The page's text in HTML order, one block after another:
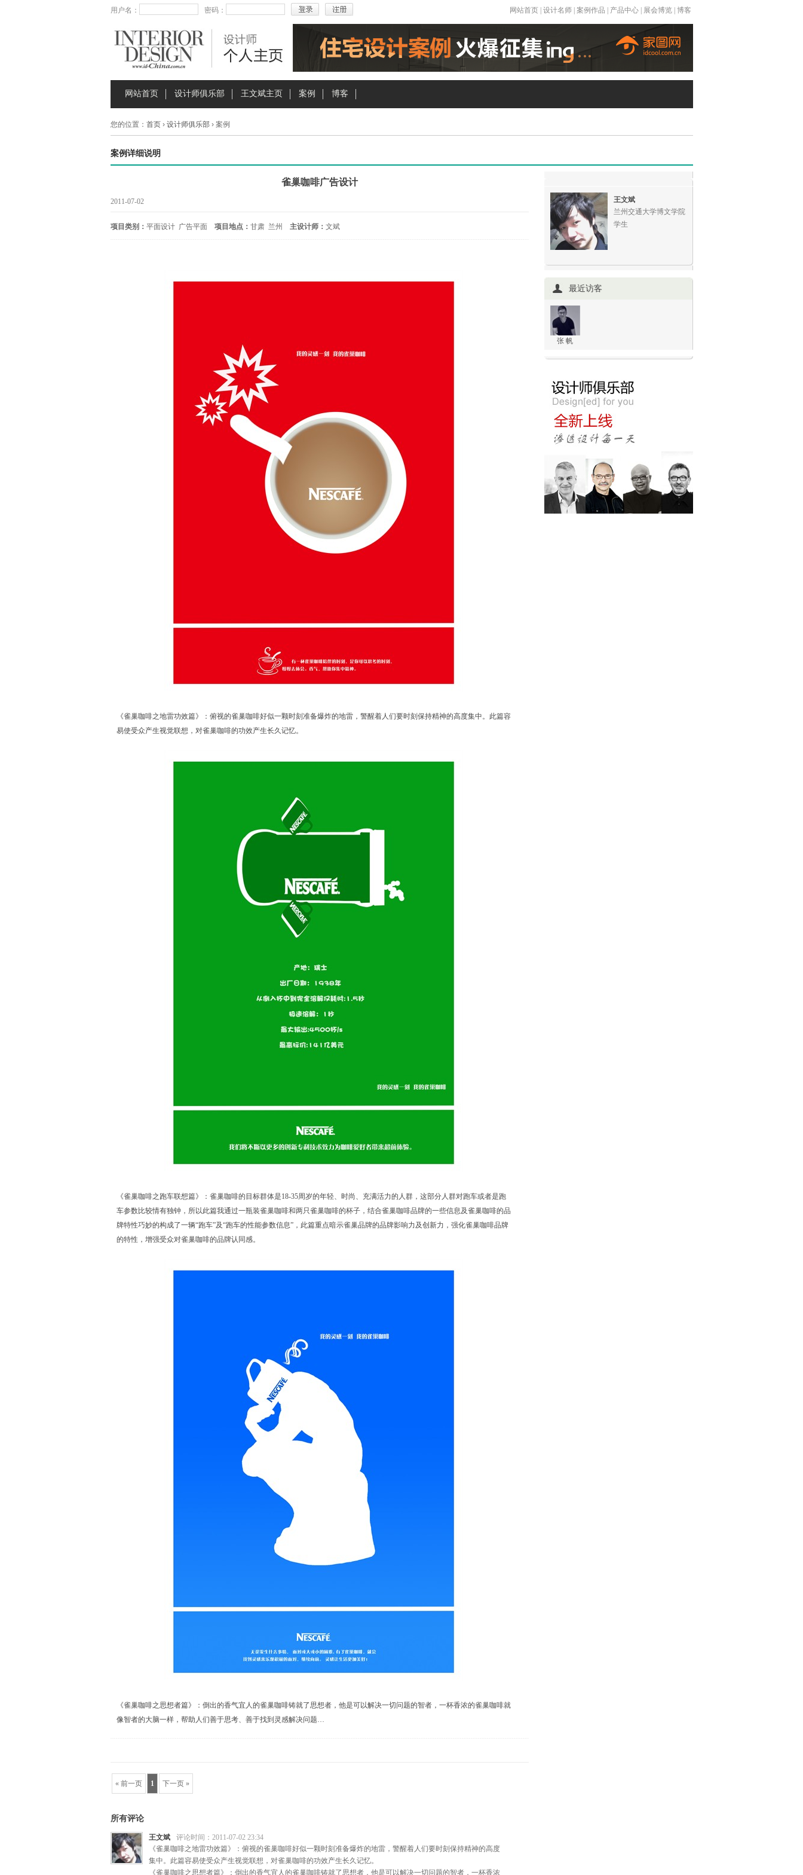
用户名： 密码： 网站首页| 设计名师| 案例作品 产品中心| 展会博览| 博客
网站首页 设计师俱乐部 王文斌主页 案例 博客
您的位置： 首页› 设计师俱乐部› 案例
案例详细说明
雀巢咖啡广告设计
2011-07-02
项目类别： 平面设计 广告平面 项目地点： 甘肃 兰州 主设计师： 文斌
《雀巢咖啡之地雷功效篇》：俯视的雀巢咖啡好似一颗时刻准备爆炸的地雷，警醒着人们要时刻保持精神的高度集中。此篇容
易使受众产生视觉联想，对雀巢咖啡的功效产生长久记忆。
《雀巢咖啡之跑车联想篇》：雀巢咖啡的目标群体是18-35周岁的年轻、时尚、充满活力的人群，这部分人群对跑车或者是跑
车参数比较情有独钟，所以此篇我通过一瓶装雀巢咖啡和两只雀巢咖啡的杯子，结合雀巢咖啡品牌的一些信息及雀巢咖啡的品
牌特性巧妙的构成了一辆“跑车”及“跑车的性能参数信息”，此篇重点暗示雀巢品牌的品牌影响力及创新力，强化雀巢咖啡品牌
的特性，增强受众对雀巢咖啡的品牌认同感。
《雀巢咖啡之思想者篇》：倒出的香气宜人的雀巢咖啡铸就了思想者，他是可以解决一切问题的智者，一杯香浓的雀巢咖啡就
像智者的大脑一样，帮助人们善于思考、善于找到灵感解决问题…
« 前一页 1 下一页 »
所有评论
王文斌
评论时间：2011-07-02 23:34
《雀巢咖啡之地雷功效篇》：俯视的雀巢咖啡好似一颗时刻准备爆炸的地雷，警醒着人们要时刻保持精神的高度
集中。此篇容易使受众产生视觉联想，对雀巢咖啡的功效产生长久记忆。
《雀巢咖啡之思想者篇》：倒出的香气宜人的雀巢咖啡铸就了思想者，他是可以解决一切问题的智者，一杯香浓
王文斌
兰州交通大学博文学院
学生
最近访客
张 帆